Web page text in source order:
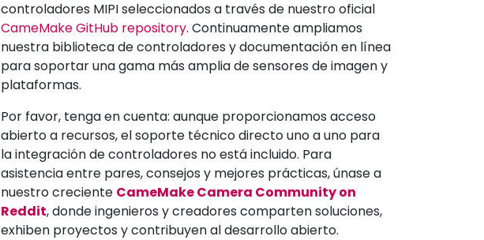
controladores MIPI seleccionados a través de nuestro oficial
CameMake GitHub repository. Continuamente ampliamos
nuestra biblioteca de controladores y documentación en línea
para soportar una gama más amplia de sensores de imagen y
plataformas.
Por favor, tenga en cuenta: aunque proporcionamos acceso
abierto a recursos, el soporte técnico directo uno a uno para
la integración de controladores no está incluido. Para
asistencia entre pares, consejos y mejores prácticas, únase a
nuestro creciente CameMake Camera Community on
Reddit, donde ingenieros y creadores comparten soluciones,
exhiben proyectos y contribuyen al desarrollo abierto.